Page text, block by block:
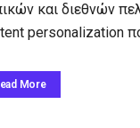
και διεθνών
personalization
More